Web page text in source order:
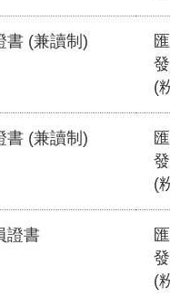
書 (兼讀制)
(
書 (兼讀制)
(
證書
(